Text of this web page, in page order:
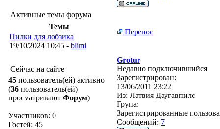
Активные темы форума
Темы
Пилки для лобзика
19/10/2024 10:45 - blimi
Сейчас на сайте
45 пользователь(ей) активно
(36 пользователь(ей)
просматривают Форум)
Участников: 0
Гостей: 45
Перенос
Grotur
Недавно подключившийся
Зарегистрирован:
13/06/2011 23:22
Из: Латвия Даугавпилс
Група:
Зарегистрированные
Сообщений: 7